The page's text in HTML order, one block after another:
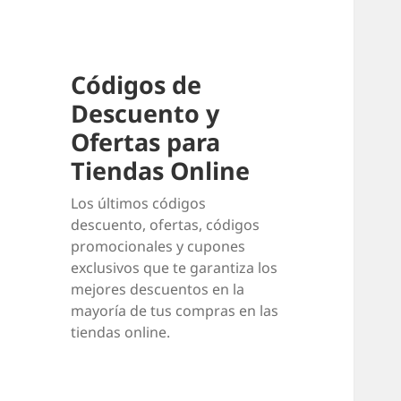
Códigos de
Descuento y
Ofertas para
Tiendas Online
Los últimos códigos
descuento, ofertas, códigos
promocionales y cupones
exclusivos que te garantiza los
mejores descuentos en la
mayoría de tus compras en las
tiendas online.